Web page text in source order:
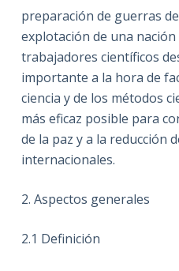
preparación de guerras
explotación de una
trabajadores científicos
importante a la hora de
ciencia y de los métodos
más eficaz posible para
de la paz y a la reducción
internacionales.
2. Aspectos generales
2.1 Definición